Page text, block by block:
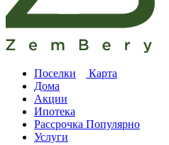
Поселки
Карта
Дома
Акции
Ипотека
Рассрочка Популярно
Услуги